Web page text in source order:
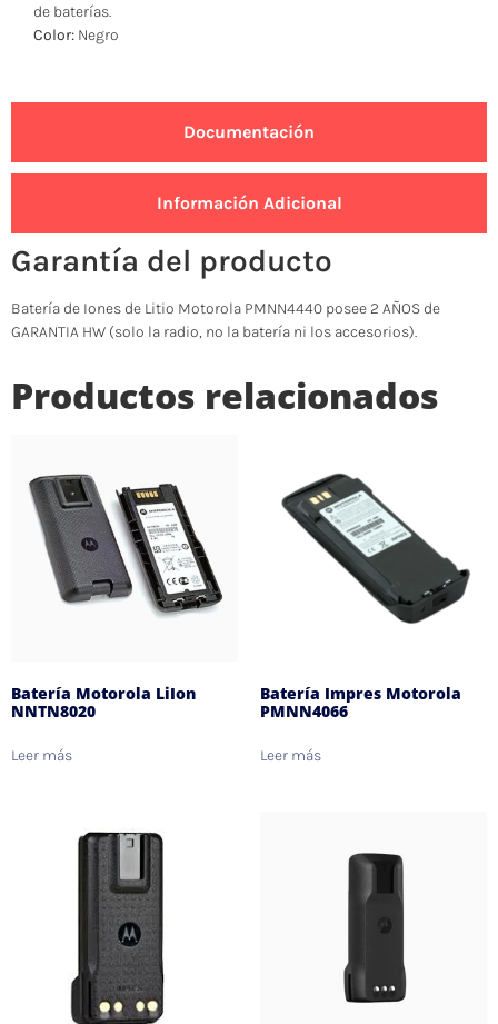
Documentación
Información Adicional
de baterías.
Color: Negro
Garantía del producto
Batería de Iones de Litio Motorola PMNN4440 posee 2 AÑOS de
GARANTIA HW (solo la radio, no la batería ni los accesorios).
Productos relacionados
Batería Motorola LiIon
NNTN8020
Leer más
Batería Impres Motorola
PMNN4066
Leer más